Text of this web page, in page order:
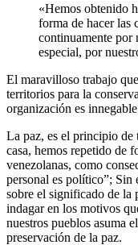
«Hemos obtenido
forma de hacer las
continuamente por
especial, por
El maravilloso trabajo
territorios para la
organización es
La paz, es el principio
casa, hemos repetido de
venezolanas, como
personal es político”; Sin
sobre el significado de la
indagar en los motivos
nuestros pueblos asuma
preservación de la paz.